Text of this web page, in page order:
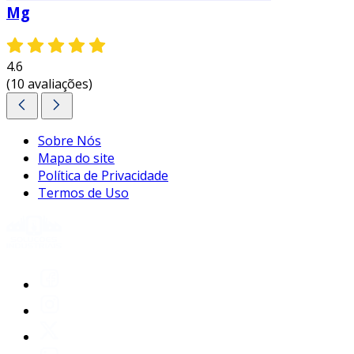
confiança que agrega valor e segurança ao
produto final.
entre em contato e solicite um orçamento
personalizado!
Mg
4.6
(10 avaliações)
Sobre Nós
Mapa do site
Política de Privacidade
Termos de Uso